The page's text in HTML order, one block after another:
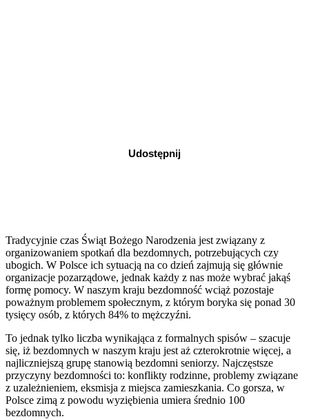
Udostępnij
Tradycyjnie czas Świąt Bożego Narodzenia jest związany z
organizowaniem spotkań dla bezdomnych, potrzebujących czy
ubogich. W Polsce ich sytuacją na co dzień zajmują się głównie
organizacje pozarządowe, jednak każdy z nas może wybrać jakąś
formę pomocy. W naszym kraju bezdomność wciąż pozostaje
poważnym problemem społecznym, z którym boryka się ponad 30
tysięcy osób, z których 84% to mężczyźni.
To jednak tylko liczba wynikająca z formalnych spisów – szacuje
się, iż bezdomnych w naszym kraju jest aż czterokrotnie więcej, a
najliczniejszą grupę stanowią bezdomni seniorzy. Najczęstsze
przyczyny bezdomności to: konflikty rodzinne, problemy związane
z uzależnieniem, eksmisja z miejsca zamieszkania. Co gorsza, w
Polsce zimą z powodu wyziębienia umiera średnio 100
bezdomnych.